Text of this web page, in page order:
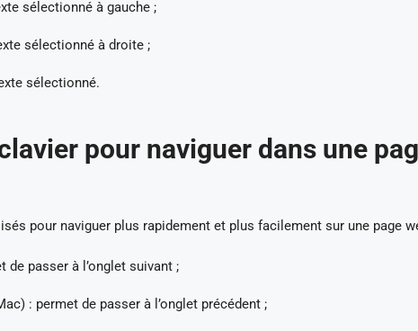
sélectionné à gauche ;
sélectionné à droite ;
sélectionné.
pour naviguer dans une
pour naviguer plus rapidement et plus facilement sur une page
de passer à l’onglet suivant ;
: permet de passer à l’onglet précédent ;